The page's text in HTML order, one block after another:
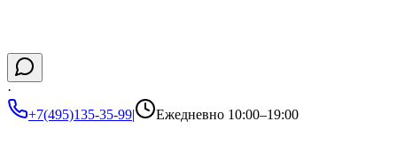
·
+7(495)135-35-99| Ежедневно 10:00–19:00